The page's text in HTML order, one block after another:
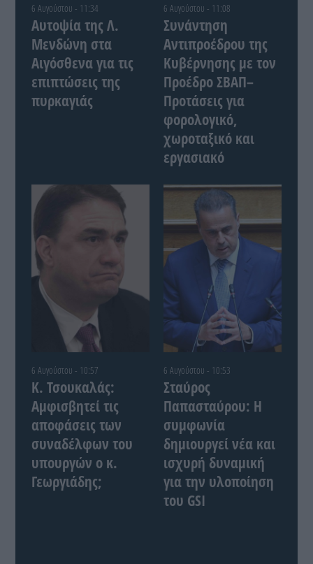
6 Αυγούστου - 11:34
Αυτοψία της Λ.
Μενδώνη στα
Αιγόσθενα για τις
επιπτώσεις της
πυρκαγιάς
6 Αυγούστου - 11:08
Συνάντηση
Αντιπροέδρου της
Κυβέρνησης με τον
Προέδρο ΣΒΑΠ–
Προτάσεις για
φορολογικό,
χωροταξικό και
εργασιακό
6 Αυγούστου - 10:57
Κ. Τσουκαλάς:
Αμφισβητεί τις
αποφάσεις των
συναδέλφων του
υπουργών ο κ.
Γεωργιάδης;
6 Αυγούστου - 10:53
Σταύρος
Παπασταύρου: Η
συμφωνία
δημιουργεί νέα και
ισχυρή δυναμική
για την υλοποίηση
του GSI